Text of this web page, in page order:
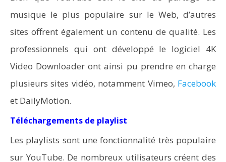
musique le plus populaire sur le Web, d’autres
sites offrent également un contenu de qualité. Les
professionnels qui ont développé le logiciel 4K
Video Downloader ont ainsi pu prendre en charge
plusieurs sites vidéo, notamment Vimeo, Facebook
et DailyMotion.
Téléchargements de playlist
Les playlists sont une fonctionnalité très populaire
sur YouTube. De nombreux utilisateurs créent des